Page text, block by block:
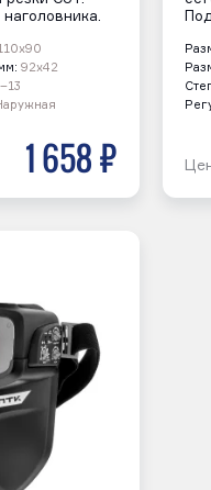
92х42
1 658 р